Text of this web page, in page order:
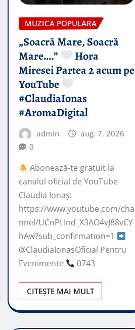
MUZICA POPULARA
„Soacră Mare, Soacră
Mare….”
Hora
Miresei Partea 2 acum pe
YouTube
#ClaudiaIonas
#AromaDigital
admin
aug. 7, 2026
0
Abonează-te gratuit la
canalul oficial de YouTube
Claudia Ionaș:
https://www.youtube.com/cha
nnel/UCnPLInd_X3AO4vJ88vCY
hAw?sub_confirmation=1
@ClaudiaIonasOficial Pentru
Evenimente
0743
CITEȘTE MAI MULT